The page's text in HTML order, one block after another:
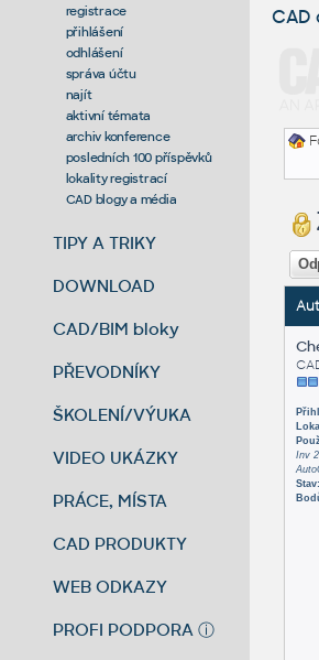
registrace
přihlášení
odhlášení
správa účtu
najít
aktivní témata
archiv konference
posledních 100 příspěvků
lokality registrací
CAD blogy a média
TIPY A TRIKY
DOWNLOAD
CAD/BIM bloky
PŘEVODNÍKY
ŠKOLENÍ/VÝUKA
VIDEO UKÁZKY
PRÁCE, MÍSTA
CAD PRODUKTY
WEB ODKAZY
PROFI PODPORA ⓘ
CAD
Inv
Stav: